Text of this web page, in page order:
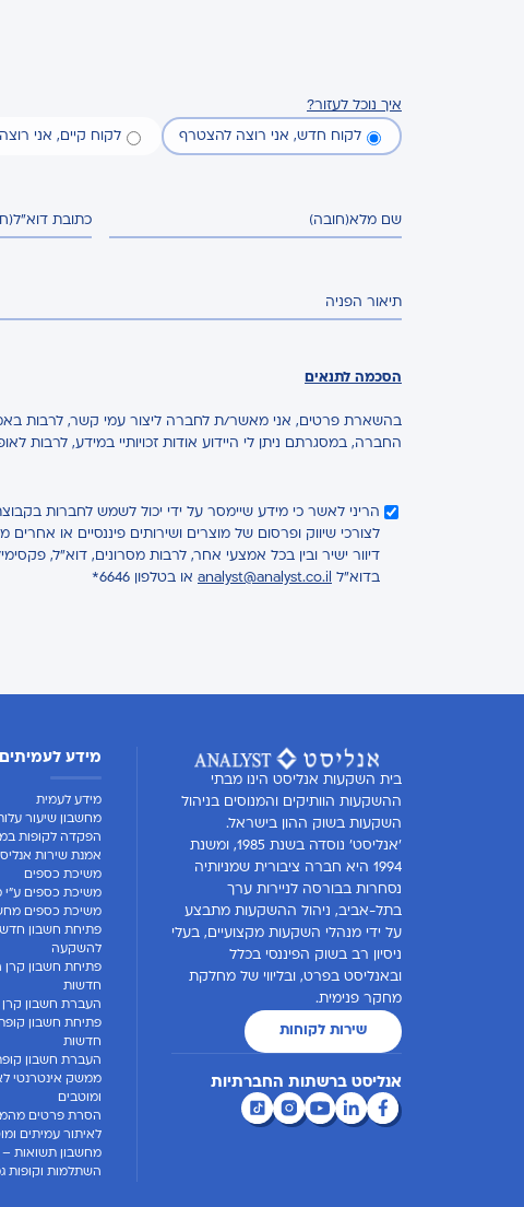
איך נוכל לעזור?
לקוח חדש, אני רוצה להצטרף לקוח קיים, אני
שם מלא(חובה) כתובת דוא"ל
תיאור הפניה
הסכמה לתנאים
בהשארת פרטים, אני מאשר/ת לחברה ליצור עמי קשר, לרבות
החברה, במסגרתם ניתן לי היידוע אודות זכויותיי במידע, לרבות
הריני לאשר כי מידע שיימסר על ידי יכול לשמש לחברות
לצורכי שיווק ופרסום של מוצרים ושירותים פיננסיים או
דיוור ישיר ובין בכל אמצעי אחר, לרבות מסרונים, דוא"ל,
בדוא"ל
analyst@analyst.co.il או בטלפון 6646*
בית השקעות אנליסט הינו מבתי
ההשקעות הוותיקים והמנוסים בניהול
השקעות בשוק ההון בישראל.
'אנליסט' נוסדה בשנת 1985, ומשנת
1994 היא חברה ציבורית שמניותיה
נסחרות בבורסה לניירות ערך
בתל-אביב, ניהול ההשקעות מתבצע
על ידי מנהלי השקעות מקצועיים, בעלי
ניסיון רב בשוק הפיננסי בכלל
ובאנליסט בפרט, ובליווי של מחלקת
מחקר פנימית.
שירות לקוחות
אנליסט ברשתות החברתיות
מידע לעמיתים
מידע לעמית
מחשבון שיעור
הפקדה לקופות
אמנת שירות
משיכת כספים
משיכת כספים ע"י
משיכת כספים
פתיחת חשבון
להשקעה
פתיחת חשבון
חדשות
העברת חשבון
פתיחת חשבון
חדשות
העברת חשבון
ממשק אינטרנטי
ומוטבים
הסרת פרטים
לאיתור עמיתים
מחשבון תשואות –
השתלמות וקופות